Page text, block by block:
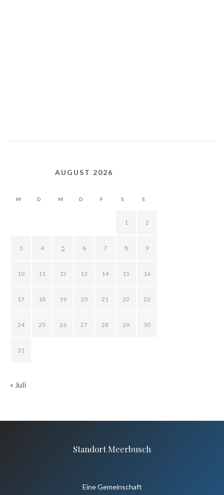
AUGUST 2026
M D M D F S S
1 2
3 4 5 6 7 8 9
10 11 12 13 14 15 16
17 18 19 20 21 22 23
24 25 26 27 28 29 30
31
« Juli
Standort Meerbusch
Eine Gemeinschaft